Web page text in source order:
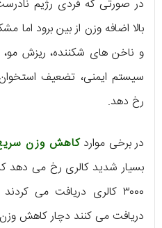
در صورتی که فردی رژیم
بالا اضافه وزن از بین برود اما
و ناخن های شکننده، ریزش
سیستم ایمنی، تضعیف
رخ دهد.
در برخی مواردکاهش وزن
بسیار شدید کالری رخ می دهد که
دریافت می کنند دچار کاهش